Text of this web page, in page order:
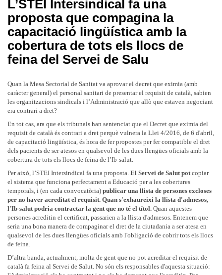
L’STEI Intersindical fa una
proposta que compagina la
capacitació lingüística amb la
cobertura de tots els llocs de
feina del Servei de Salu
Quan la Mesa Sectorial de Sanitat va aprovar el decret que eximia (amb
caràcter general) el personal sanitari de presentar el requisit de català, sabien
les organitzacions sindicals i l’Administració que allò que estaven negociant
era contrari a dret?
En tot cas, ara que els tribunals han sentenciat que el Decret que eximia del
requisit de català és contrari a dret perquè vulnera la Llei 4/2016, de 6 d'abril,
de capacitació lingüística, és hora de fer propostes per fer compatible el dret
dels pacients de ser atesos en qualsevol de les dues llengües oficials amb la
cobertura de tots els llocs de feina de l’Ib-salut.
Per això, l’STEI Intersindical fa una proposta. El Servei de Salut potcopiar
el sistema que funciona perfectament a Educació per a les cobertures
temporals, i (en cada convocatòria) publicar una llista de persones excloses
per no haver acreditat el requisit. Quan s'exhaureixi la llista d'admesos,
l'Ib-salut podria contractar la gent que no té el títol. Quan aquestes
persones acreditin el certificat, passarien a la llista d'admesos. Entenem que
seria una bona manera de compaginar el dret de la ciutadania a ser atesa en
qualsevol de les dues llengües oficials amb l'obligació de cobrir tots els llocs
de feina.
D’altra banda, actualment, molta de gent que no pot acreditar el requisit de
català fa feina al Servei de Salut. No són els responsables d'aquesta situació: